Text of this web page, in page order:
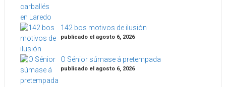
142 bos motivos de ilusión
publicado el agosto 6, 2026
O Sénior súmase á pretempada
publicado el agosto 6, 2026